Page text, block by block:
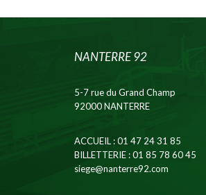
NANTERRE 92
5-7 rue du Grand Champ
92000 NANTERRE
ACCUEIL: 01 47 24 31 85
BILLETTERIE: 01 85 78 60 45
siege@nanterre92.com